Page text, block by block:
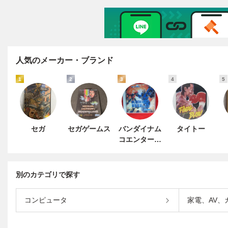
人気のメーカー・ブランド
1
セガ
2
セガゲームス
3
バンダイナム
コエンターテ
4
タイトー
5
別のカテゴリで探す
コンピュータ 家電、AV、